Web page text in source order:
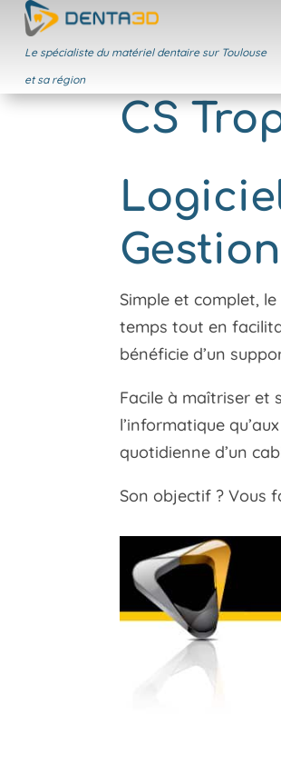
Le spécialiste du matériel dentaire sur Toulouse
et sa région
CS
Gestion
Simple et complet,
temps tout en
bénéficie d’un
Facile à maîtriser et
l’informatique
quotidienne d’un
Son objectif ? Vous